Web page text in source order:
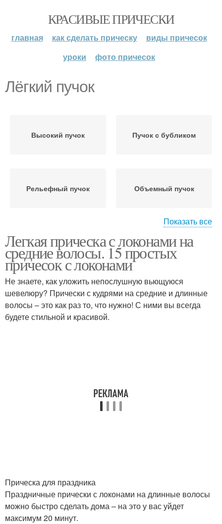
КРАСИВЫЕ ПРИЧЕСКИ
главная как сделать прическу
виды причесок
уроки
фото причесок
Лёгкий пучок
Высокий пучок Пучок с бубликом
Рельефный пучок Объемный пучок
Пучок с косичкой Небрежный пучок
Большой пучок Пучок из косичек
Пучок из косы Строгий пучок
Показать все
Легкая прическа с локонами на
средние волосы. 15 простых
причесок с локонами
Не знаете, как уложить непослушную вьющуюся
шевелюру? Прически с кудрями на средние и длинные
волосы – это как раз то, что нужно! С ними вы всегда
будете стильной и красивой.
Прическа для праздника
Праздничные прически с локонами на длинные волосы
можно быстро сделать дома – на это у вас уйдет
максимум 20 минут.